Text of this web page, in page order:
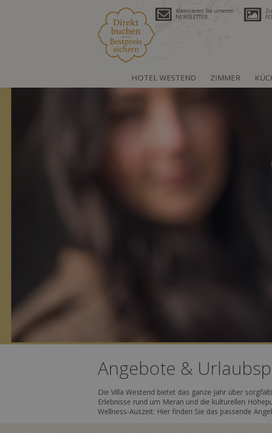
Abonnieren Sie unseren
NEWSLETTER
HOTEL WESTEND ZIMMER
Angebote &
Die Villa Westend bietet das ganze Jahr über
Erlebnisse rund um Meran und die kulturellen
Wellness-Auszeit: Hier finden Sie das passende